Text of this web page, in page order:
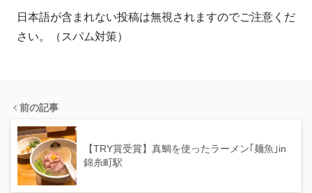
日本語が含まれない投稿は無視されますのでご注意くだ
さい。（スパム対策）
前の記事
【TRY賞受賞】真鯛を使ったラーメン｢麺魚｣in
錦糸町駅